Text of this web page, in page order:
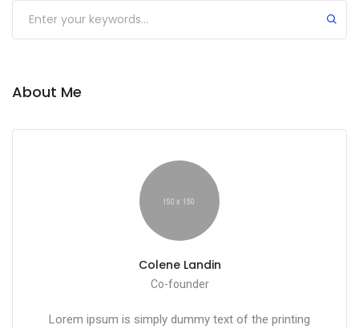
About Me
Colene Landin
Co-founder
Lorem ipsum is simply dummy text of the printing